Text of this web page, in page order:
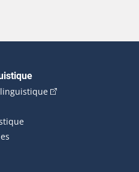
(Cet hyperlien